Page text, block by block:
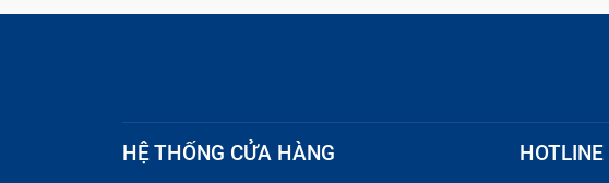
HỆ THỐNG CỬA HÀNG HOTLINE